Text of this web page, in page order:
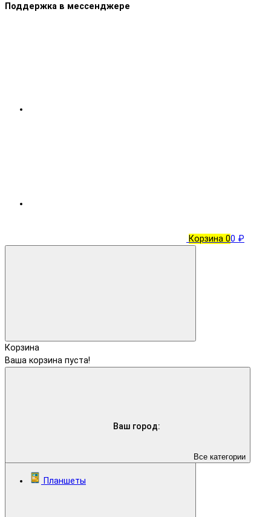
Поддержка в мессенджере
Ваш город:
Корзина 00 ₽
Корзина
Ваша корзина пуста!
Все категории
Планшеты